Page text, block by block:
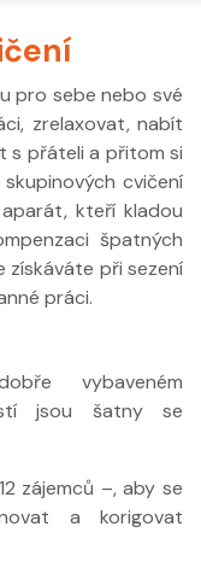
pro sebe nebo své
zrelaxovat, nabít
s přáteli a přitom si
cvičení
kteří kladou
špatných
při sezení
práci.
vybaveném
jsou šatny se
zájemců –, aby se
a korigovat